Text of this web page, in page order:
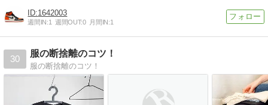
1642003
週間IN:1 週間OUT:0 月間IN:1
30
服の断捨離のコツ！
服の断捨離のコツ！